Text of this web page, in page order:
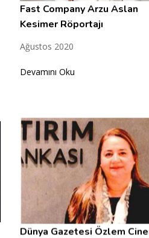
Fast Company Arzu Aslan
Kesimer Röportajı
Ağustos 2020
Devamını Oku
Dünya Gazetesi Özlem